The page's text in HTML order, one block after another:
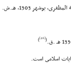
بوشهر 1303، هـ.ش.
(
[46]
)
اسلامى است.